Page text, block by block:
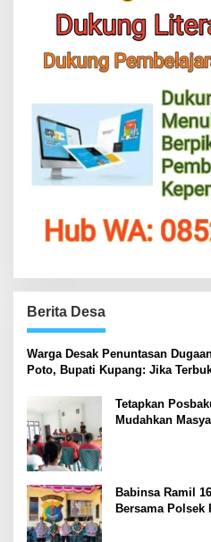
Berita Desa
‎Warga Desak Penuntasan
Poto, Bupati Kupang: Jika
Tetapkan
Mudahkan
Babinsa Ramil
Bersama Polsek